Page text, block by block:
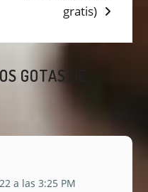
gratis)
GOTAS DE
a las 3:25 PM